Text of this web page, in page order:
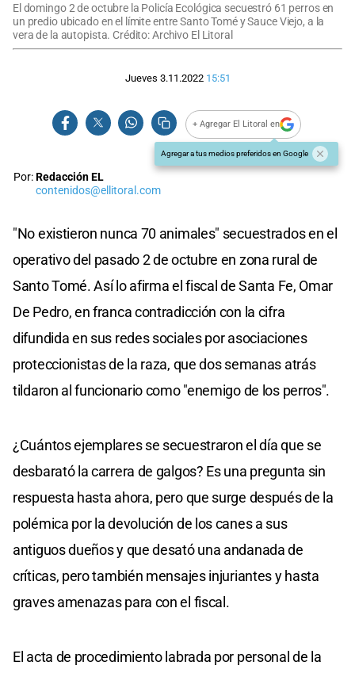
El domingo 2 de octubre la Policía Ecológica secuestró 61 perros en
un predio ubicado en el límite entre Santo Tomé y Sauce Viejo, a la
vera de la autopista. Crédito: Archivo El Litoral
Jueves 3.11.2022 15:51
+ Agregar El Litoral en
Agregar a tus medios preferidos en Google
Por:Redacción EL
contenidos@ellitoral.com
"No existieron nunca 70 animales" secuestrados en el
operativo del pasado 2 de octubre en zona rural de
Santo Tomé. Así lo afirma el fiscal de Santa Fe, Omar
De Pedro, en franca contradicción con la cifra
difundida en sus redes sociales por asociaciones
proteccionistas de la raza, que dos semanas atrás
tildaron al funcionario como "enemigo de los perros".
¿Cuántos ejemplares se secuestraron el día que se
desbarató la carrera de galgos? Es una pregunta sin
respuesta hasta ahora, pero que surge después de la
polémica por la devolución de los canes a sus
antiguos dueños y que desató una andanada de
críticas, pero también mensajes injuriantes y hasta
graves amenazas para con el fiscal.
El acta de procedimiento labrada por personal de la